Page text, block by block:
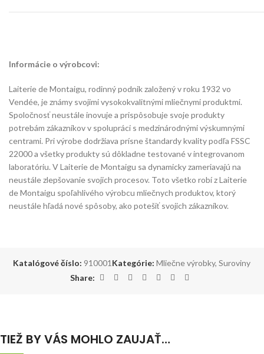
Informácie o výrobcovi:
Laiterie de Montaigu, rodinný podnik založený v roku 1932 vo
Vendée, je známy svojimi vysokokvalitnými mliečnymi produktmi.
Spoločnosť neustále inovuje a prispôsobuje svoje produkty
potrebám zákazníkov v spolupráci s medzinárodnými výskumnými
centrami. Pri výrobe dodržiava prísne štandardy kvality podľa FSSC
22000 a všetky produkty sú dôkladne testované v integrovanom
laboratóriu. V Laiterie de Montaigu sa dynamicky zameriavajú na
neustále zlepšovanie svojich procesov. Toto všetko robí z Laiterie
de Montaigu spoľahlivého výrobcu mliečnych produktov, ktorý
neustále hľadá nové spôsoby, ako potešiť svojich zákazníkov.
Katalógové číslo: 910001 Kategórie: Mliečne výrobky, Suroviny
Share:
TIEŽ BY VÁS MOHLO ZAUJAŤ…